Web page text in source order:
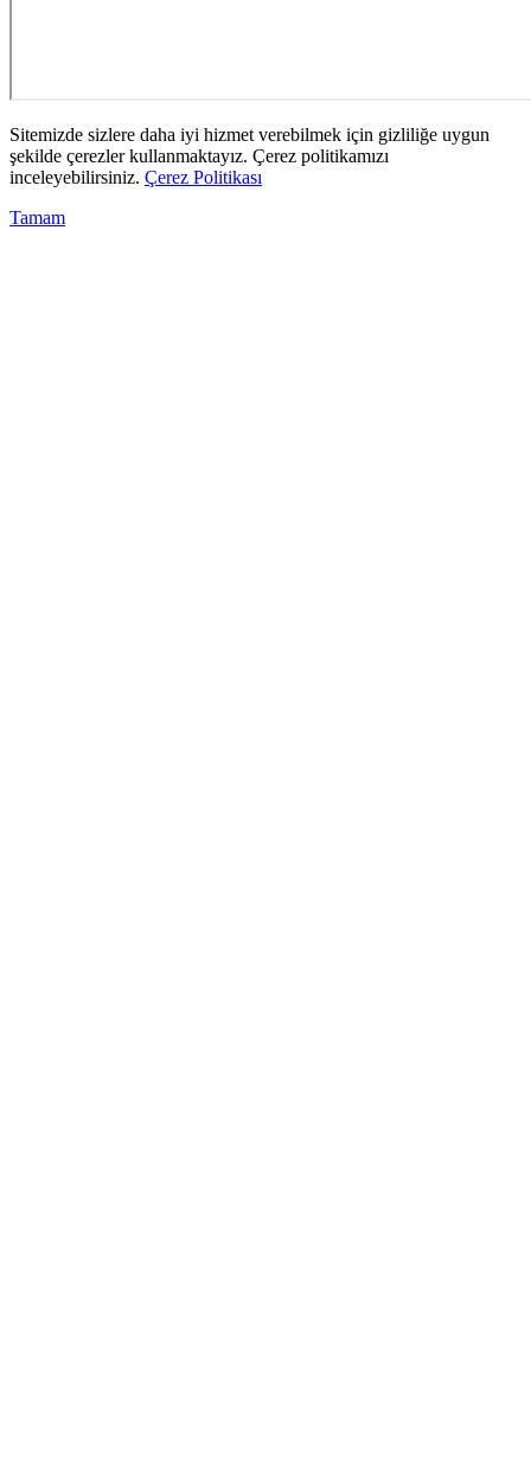
Sitemizde sizlere daha iyi hizmet verebilmek için gizliliğe uygun
şekilde çerezler kullanmaktayız. Çerez politikamızı
inceleyebilirsiniz. Çerez Politikası
Tamam